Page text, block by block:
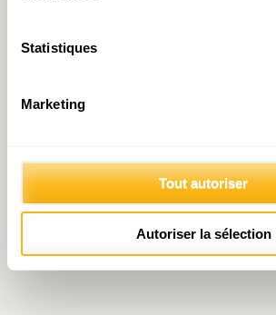
Statistiques
Marketing
Tout autoriser
Autoriser la sélection